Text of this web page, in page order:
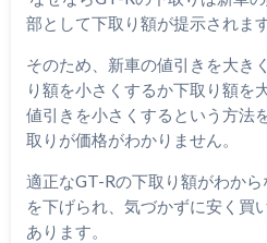
部として下取り額が提示されます
そのため、新車の値引きを大き
り額を小さくするか下取り額を
値引きを小さくするという方法
取りが価格がわかりません。
適正なGT-Rの下取り額がわか
を下げられ、気づかずに安く買
あります。